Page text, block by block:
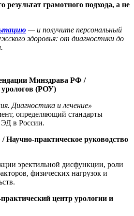
грамотного подхода, а не
— и получите персональный
здоровья: от диагностики до
Минздрава РФ /
урологов (РОУ)
Диагностика и лечение»
определяющий стандарты
ЭД в России.
Научно-практическое руководство
эректильной дисфункции, роли
физических нагрузок и
центр урологии и